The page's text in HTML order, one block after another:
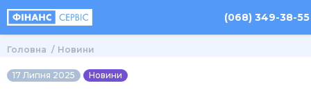
(068) 349-38-55
Головна Новини
17 Липня 2025 Новини